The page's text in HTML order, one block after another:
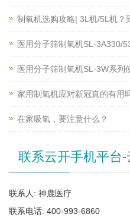
制氧机选购攻略| 3L机/5L机？
医用分子筛制氧机SL-3A330/
医用分子筛制氧机SL-3W系列
家用制氧机应对新冠真的有用
在家吸氧，要注意什么？
联系云开手机平台-
联系人: 神鹿医疗
联系电话: 400-993-6860